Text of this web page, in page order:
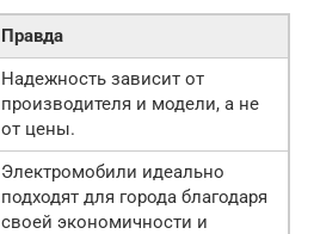
Правда
Надежность зависит от
производителя и модели, а не
от цены.
Электромобили идеально
подходят для города благодаря
своей экономичности и